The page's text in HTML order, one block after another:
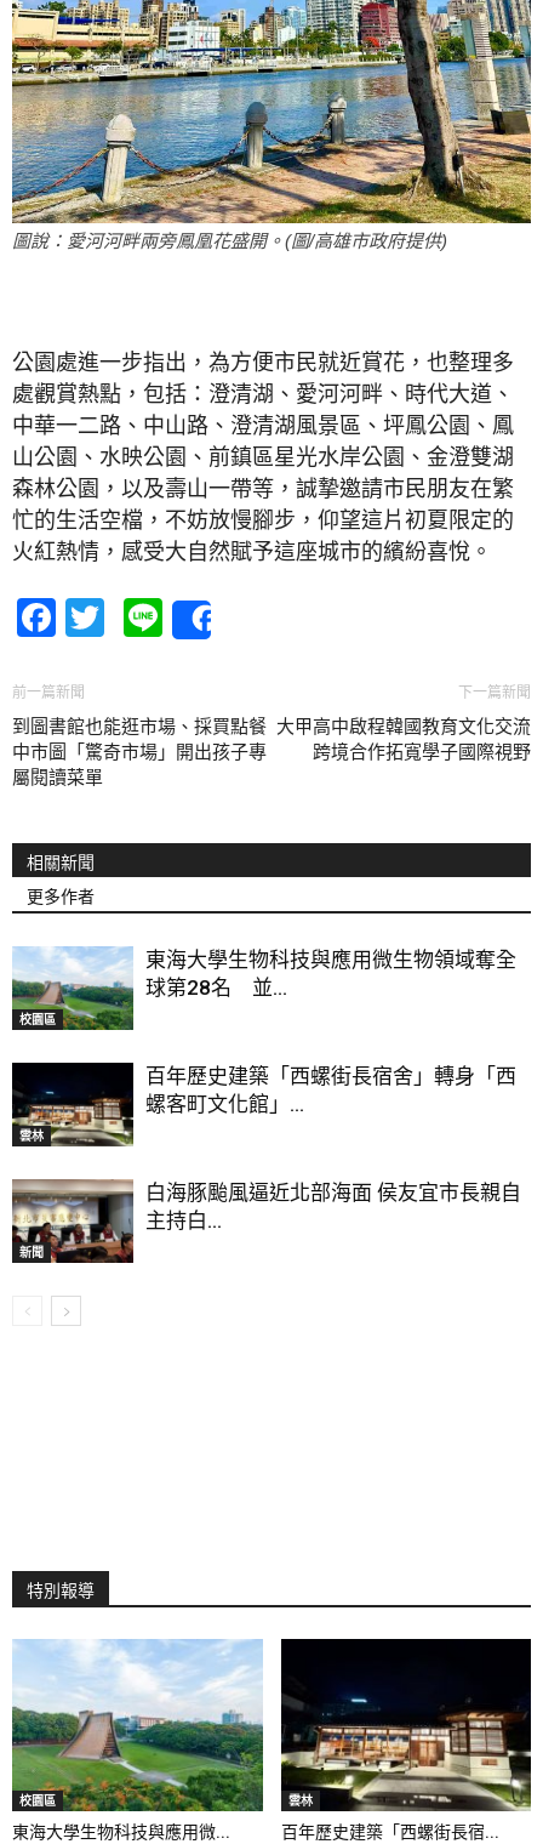
圖說：愛河河畔兩旁鳳凰花盛開。(圖/高雄市政府提供)
公園處進一步指出，為方便市民就近賞花，也整理多
處觀賞熱點，包括：澄清湖、愛河河畔、時代大道、
中華一二路、中山路、澄清湖風景區、坪鳳公園、鳳
山公園、水映公園、前鎮區星光水岸公園、金澄雙湖
森林公園，以及壽山一帶等，誠摯邀請市民朋友在繁
忙的生活空檔，不妨放慢腳步，仰望這片初夏限定的
火紅熱情，感受大自然賦予這座城市的繽紛喜悅。
Facebook
Twitter
Line
前一篇新聞
到圖書館也能逛市場、採買點餐
中市圖「驚奇市場」開出孩子專
屬閱讀菜單
下一篇新聞
大甲高中啟程韓國教育文化交流
跨境合作拓寬學子國際視野
相關新聞
更多作者
校園區
東海大學生物科技與應用微生物領域奪全
球第28名 並...
雲林
百年歷史建築「西螺街長宿舍」轉身「西
螺客町文化館」...
新聞
白海豚颱風逼近北部海面 侯友宜市長親自
主持白...
特別報導
校園區
東海大學生物科技與應用微...
雲林
百年歷史建築「西螺街長宿...